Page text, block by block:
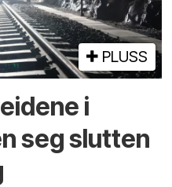
PLUSS
i
seg slutten